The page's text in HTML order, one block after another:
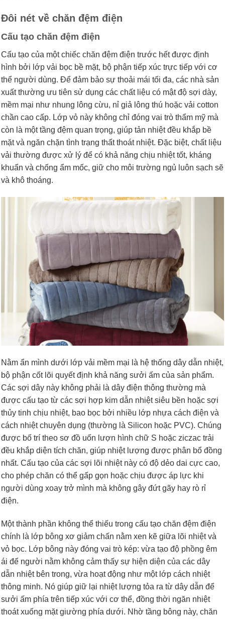
Đôi nét về chăn đệm điện
Cấu tạo chăn đệm điện
Cấu tạo của một chiếc chăn đệm điện trước hết được định
hình bởi lớp vải bọc bề mặt, bộ phận tiếp xúc trực tiếp với cơ
thể người dùng. Để đảm bảo sự thoải mái tối đa, các nhà sản
xuất thường ưu tiên sử dụng các chất liệu có mật độ sợi dày,
mềm mại như nhung lông cừu, nỉ giả lông thú hoặc vải cotton
chần cao cấp. Lớp vỏ này không chỉ đóng vai trò thẩm mỹ mà
còn là một tầng đệm quan trọng, giúp tản nhiệt đều khắp bề
mặt và ngăn chặn tình trạng thất thoát nhiệt. Đặc biệt, chất liệu
vải thường được xử lý để có khả năng chịu nhiệt tốt, kháng
khuẩn và chống ẩm mốc, giữ cho môi trường ngủ luôn sạch sẽ
và khô thoáng.
Nằm ẩn mình dưới lớp vải mềm mại là hệ thống dây dẫn nhiệt,
bộ phận cốt lõi quyết định khả năng sưởi ấm của sản phẩm.
Các sợi dây này không phải là dây điện thông thường mà
được cấu tạo từ các sợi hợp kim dẫn nhiệt siêu bền hoặc sợi
thủy tinh chịu nhiệt, bao bọc bởi nhiều lớp nhựa cách điện và
cách nhiệt chuyên dụng (thường là Silicon hoặc PVC). Chúng
được bố trí theo sơ đồ uốn lượn hình chữ S hoặc ziczac trải
đều khắp diện tích chăn, giúp nhiệt lượng được phân bổ đồng
nhất. Cấu tạo của các sợi lõi nhiệt này có độ dẻo dai cực cao,
cho phép chăn có thể gấp gọn hoặc chịu được áp lực khi
người dùng xoay trở mình mà không gây đứt gãy hay rò rỉ
điện.
Một thành phần không thể thiếu trong cấu tạo chăn đệm điện
chính là lớp bông xơ giảm chấn nằm xen kẽ giữa lõi nhiệt và
vỏ bọc. Lớp bông này đóng vai trò kép: vừa tạo độ phồng êm
ái để người nằm không cảm thấy sự hiện diện của các dây
dẫn nhiệt bên trong, vừa hoạt động như một lớp cách nhiệt
thông minh. Nó giúp giữ lại nhiệt lượng tỏa ra từ dây dẫn để
sưởi ấm phía trên tiếp xúc với cơ thể, đồng thời ngăn nhiệt
thoát xuống mặt giường phía dưới. Nhờ tầng bông này, chăn